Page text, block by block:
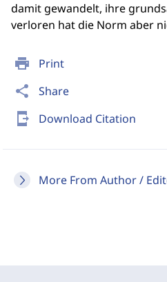
print Print
share Share
send_to_mobile Download Citation
More From Author /
damit gewandelt, ihre
verloren hat die Norm aber